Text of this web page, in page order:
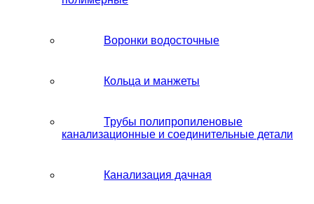
Воронки водосточные
Кольца и манжеты
Трубы полипропиленовые
канализационные и соединительные детали
Канализация дачная